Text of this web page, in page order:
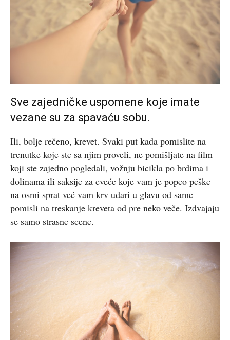
Sve zajedničke uspomene koje imate
vezane su za spavaću sobu.
Ili, bolje rečeno, krevet. Svaki put kada pomislite na
trenutke koje ste sa njim proveli, ne pomišljate na film
koji ste zajedno pogledali, vožnju bicikla po brdima i
dolinama ili saksije za cveće koje vam je popeo peške
na osmi sprat već vam krv udari u glavu od same
pomisli na treskanje kreveta od pre neko veče. Izdvajaju
se samo strasne scene.